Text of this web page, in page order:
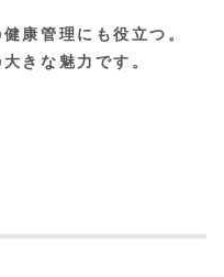
康管理にも役立つ。
きな魅力です。